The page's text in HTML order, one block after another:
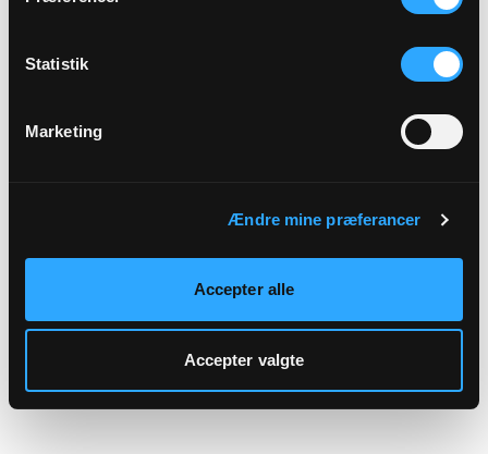
Statistik
Marketing
Ændre mine præferancer
Accepter alle
Accepter valgte